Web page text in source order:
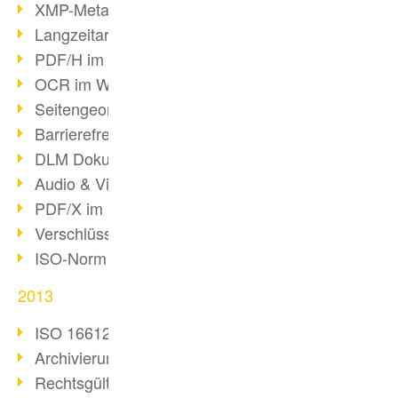
XMP-Metadaten
Langzeitarchivierung mit PDF/A
PDF/H im Gesundheitswesen
OCR im Wandel
Seitengeometrie in PDFs
Barrierefreiheit & PDF/UA
DLM Dokumentenzyklus
Audio & Video in PDF
PDF/X im Druckprozess
Verschlüsselung von PDF
ISO-Norm 24517
2013
ISO 16612-2: PDF/VT
Archivierung von E-Mails
Rechtsgültige Archivierung (PDF/A)